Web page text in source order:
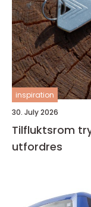
inspiration
30. July 2026
Tilfluktsrom trygghet når samfunnet
utfordres